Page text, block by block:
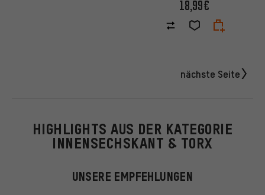
18,99€
nächste Seite
HIGHLIGHTS AUS DER KATEGORIE
INNENSECHSKANT & TORX
UNSERE EMPFEHLUNGEN